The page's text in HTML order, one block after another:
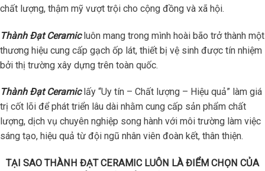
chất lượng, thậm mỹ vượt trội cho cộng đồng và xã hội.
Thành Đạt Ceramicluôn mang trong mình hoài bão trở thành một
thương hiệu cung cấp gạch ốp lát, thiết bị vệ sinh được tín nhiệm
bởi thị trường xây dựng trên toàn quốc.
Thành Đạt Ceramiclấy “Uy tín – Chất lượng – Hiệu quả” làm giá
trị cốt lõi để phát triển lâu dài nhằm cung cấp sản phẩm chất
lượng, dịch vụ chuyên nghiệp song hành với môi trường làm việc
sáng tạo, hiệu quả từ đội ngũ nhân viên đoàn kết, thân thiện.
TẠI SAO THÀNH ĐẠT CERAMIC LUÔN LÀ ĐIỂM CHỌN CỦA